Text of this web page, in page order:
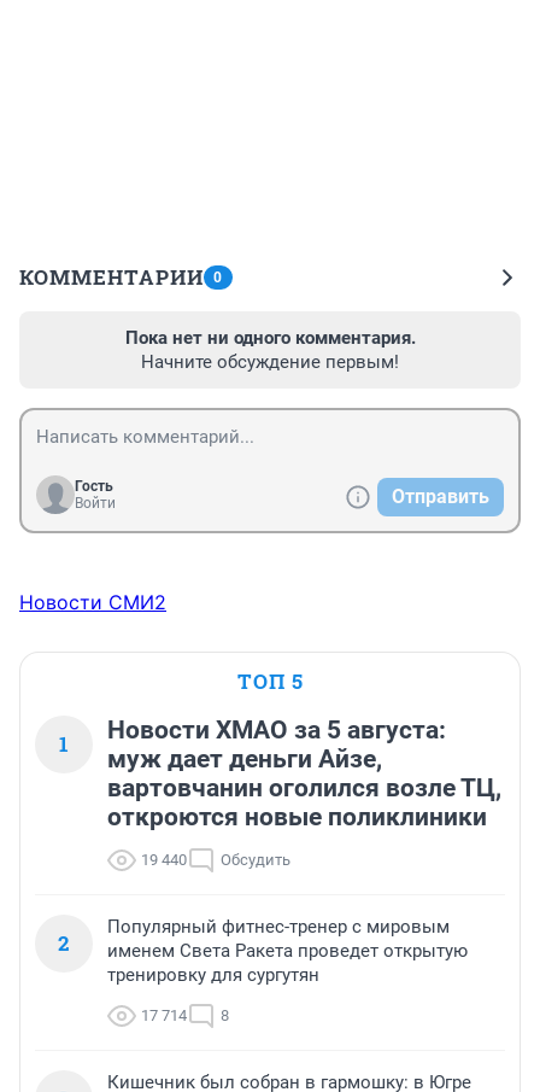
КОММЕНТАРИИ 0
Пока нет ни одного комментария.
Начните обсуждение первым!
Гость
Войти
Отправить
Новости СМИ2
ТОП 5
1
Новости ХМАО за 5 августа:
муж дает деньги Айзе,
вартовчанин оголился возле ТЦ,
откроются новые поликлиники
19 440 Обсудить
2
Популярный фитнес-тренер с мировым
именем Света Ракета проведет открытую
тренировку для сургутян
17 714 8
Кишечник был собран в гармошку: в Югре